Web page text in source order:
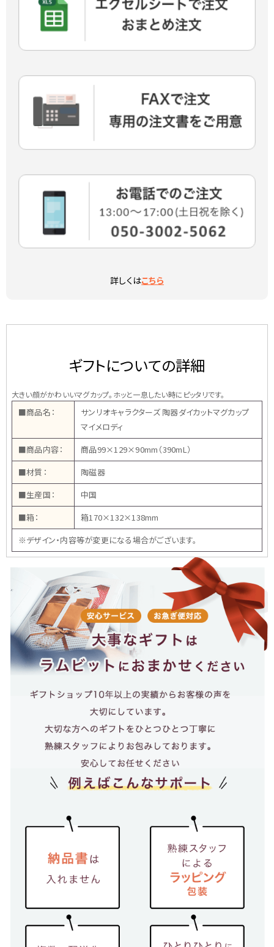
詳しくはこちら
ギフトについての詳細
大きい顔がかわいいマグカップ。ホッと一息したい時にピッタリです。
■商品名：
サンリオキャラクターズ 陶器ダイカットマグカップ
マイメロディ
■商品内容：
商品99×129×90mm（390mL）
■材質：
陶磁器
■生産国：
中国
■箱：
箱170×132×138mm
※デザイン・内容等が変更になる場合がございます。